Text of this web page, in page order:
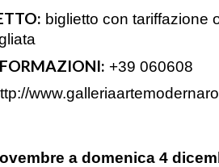
biglietto con tariffazione
+39 060608
a domenica 4